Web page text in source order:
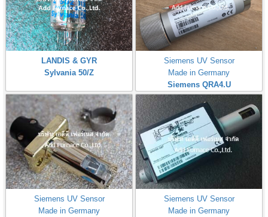
LANDIS & GYR
Sylvania 50/Z
Siemens UV Sensor
Made in Germany
Siemens QRA4.U
Siemens UV Sensor
Made in Germany
Siemens UV Sensor
Made in Germany